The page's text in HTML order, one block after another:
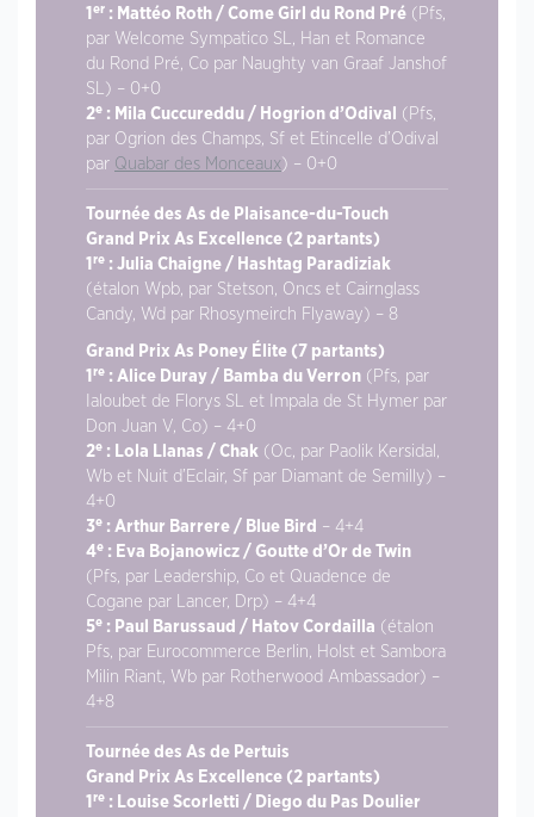
1 er : Mattéo Roth / Come Girl du Rond Pré (Pfs,
par Welcome Sympatico SL, Han et Romance
du Rond Pré, Co par Naughty van Graaf Janshof
SL) – 0+0
2e : Mila Cuccureddu / Hogrion d’Odival
(Pfs,
par Ogrion des Champs, Sf et Etincelle d’Odival
par Quabar des Monceaux) – 0+0
Tournée des As de Plaisance-du-Touch
Grand Prix As Excellence (2 partants)
1 re : Julia Chaigne / Hashtag Paradiziak
(étalon Wpb, par Stetson, Oncs et Cairnglass
Candy, Wd par Rhosymeirch Flyaway) – 8
Grand Prix As Poney Élite (7 partants)
1 re : Alice Duray / Bamba du Verron (Pfs, par
Ialoubet de Florys SL et Impala de St Hymer par
Don Juan V, Co) – 4+0
2e : Lola Llanas / Chak (Oc, par Paolik Kersidal,
Wb et Nuit d’Eclair, Sf par Diamant de Semilly) –
4+0
3e : Arthur Barrere / Blue Bird – 4+4
4e : Eva Bojanowicz / Goutte d’Or de Twin
(Pfs, par Leadership, Co et Quadence de
Cogane par Lancer, Drp) – 4+4
5e : Paul Barussaud / Hatov Cordailla (étalon
Pfs, par Eurocommerce Berlin, Holst et Sambora
Milin Riant, Wb par Rotherwood Ambassador) –
4+8
Tournée des As de Pertuis
Grand Prix As Excellence (2 partants)
1 re : Louise Scorletti / Diego du Pas Doulier